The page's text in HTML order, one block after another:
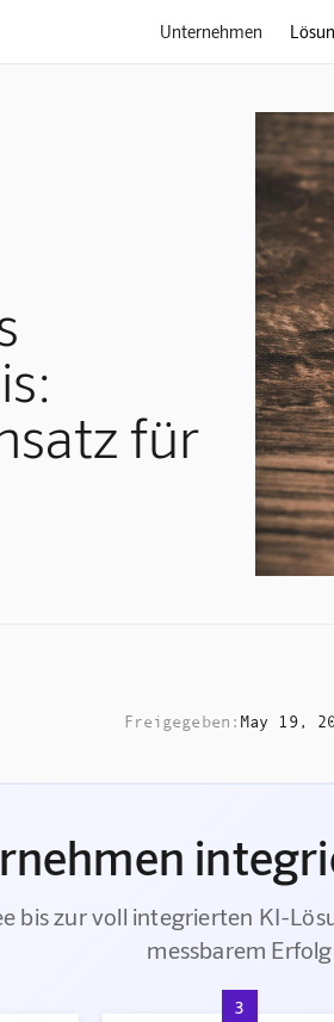
Unternehmen
für
Freigegeben: May 19,
bis zur voll integrierten KI-
messbarem Erfolg
3